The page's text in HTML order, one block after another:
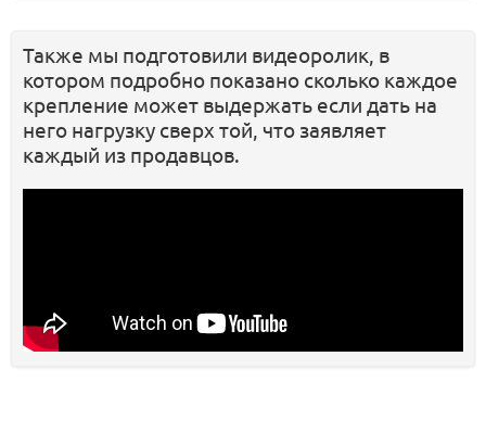
Также мы подготовили видеоролик, в
котором подробно показано сколько каждое
крепление может выдержать если дать на
него нагрузку сверх той, что заявляет
каждый из продавцов.